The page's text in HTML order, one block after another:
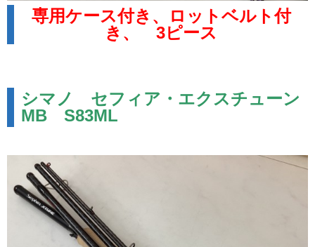
専用ケース付き、ロットベルト付
き、 3ピース
シマノ セフィア・エクスチューン
MB S83ML